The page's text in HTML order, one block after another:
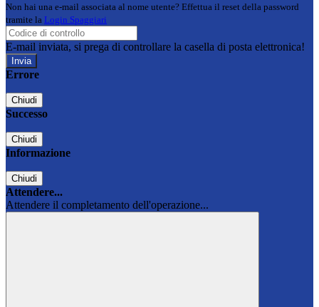
Non hai una e-mail associata al nome utente? Effettua il reset della password
tramite la Login Spaggiari
E-mail inviata, si prega di controllare la casella di posta elettronica!
Errore
Chiudi
Successo
Chiudi
Informazione
Chiudi
Attendere...
Attendere il completamento dell'operazione...